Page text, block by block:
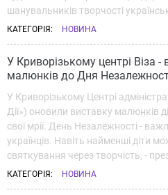
шанувальників творчості
КАТЕГОРІЯ: НОВИНА
У Криворізькому центрі Віза -
малюнків до Дня
У Криворізькому Центрі
Дії») оновили виставку малюнків
свої мрії. День Незалежності -
українців. Навіть найменші діти
святкування через творчість, -
КАТЕГОРІЯ: НОВИНА